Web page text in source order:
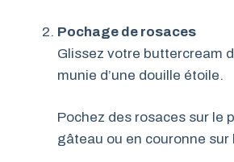
Pochage de rosaces
Glissez votre buttercream
munie d’une douille étoile.
Pochez des rosaces sur le
gâteau ou en couronne sur